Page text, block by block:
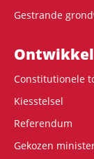
Gestrande
Constitutionele
Kiesstelsel
Referendum
Gekozen